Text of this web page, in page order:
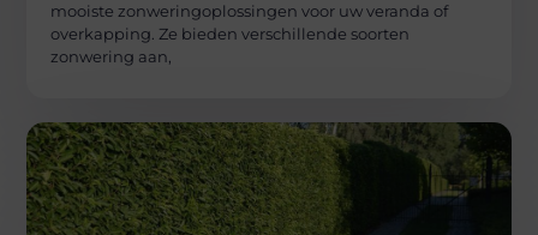
mooiste zonweringoplossingen voor uw veranda of
overkapping. Ze bieden verschillende soorten
zonwering aan,